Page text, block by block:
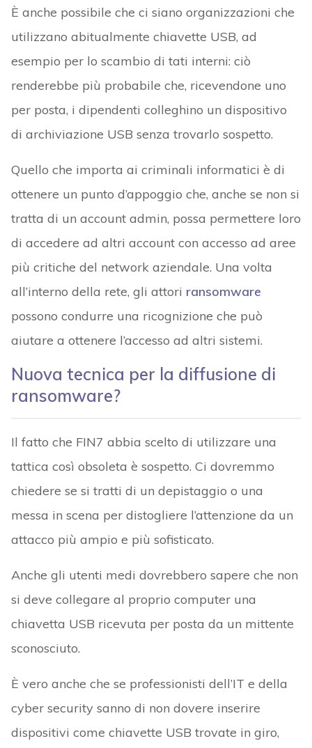
È anche possibile che ci siano organizzazioni che
utilizzano abitualmente chiavette USB, ad
esempio per lo scambio di tati interni: ciò
renderebbe più probabile che, ricevendone uno
per posta, i dipendenti colleghino un dispositivo
di archiviazione USB senza trovarlo sospetto.
Quello che importa ai criminali informatici è di
ottenere un punto d’appoggio che, anche se non si
tratta di un account admin, possa permettere loro
di accedere ad altri account con accesso ad aree
più critiche del network aziendale. Una volta
all’interno della rete, gli attori ransomware
possono condurre una ricognizione che può
aiutare a ottenere l’accesso ad altri sistemi.
Nuova tecnica per la diffusione di
ransomware?
Il fatto che FIN7 abbia scelto di utilizzare una
tattica così obsoleta è sospetto. Ci dovremmo
chiedere se si tratti di un depistaggio o una
messa in scena per distogliere l’attenzione da un
attacco più ampio e più sofisticato.
Anche gli utenti medi dovrebbero sapere che non
si deve collegare al proprio computer una
chiavetta USB ricevuta per posta da un mittente
sconosciuto.
È vero anche che se professionisti dell’IT e della
cyber security sanno di non dovere inserire
dispositivi come chiavette USB trovate in giro,